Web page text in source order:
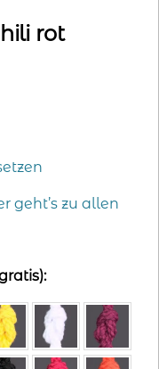
rot
geht’s zu allen